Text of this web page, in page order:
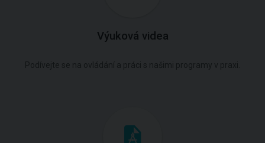
Výuková videa